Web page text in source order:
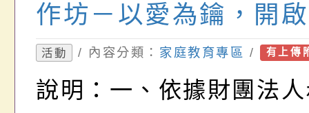
作坊－以愛為鑰，開
轉動職能，讓愛發光
宣
活動 / 內容分類： 家庭教育專區 / 有上傳
說明：一、依據財團法